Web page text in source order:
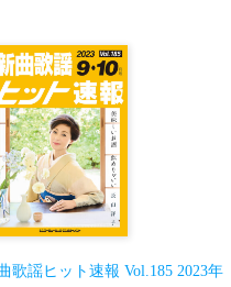
歌謡ヒット速報 Vol.185 2023年